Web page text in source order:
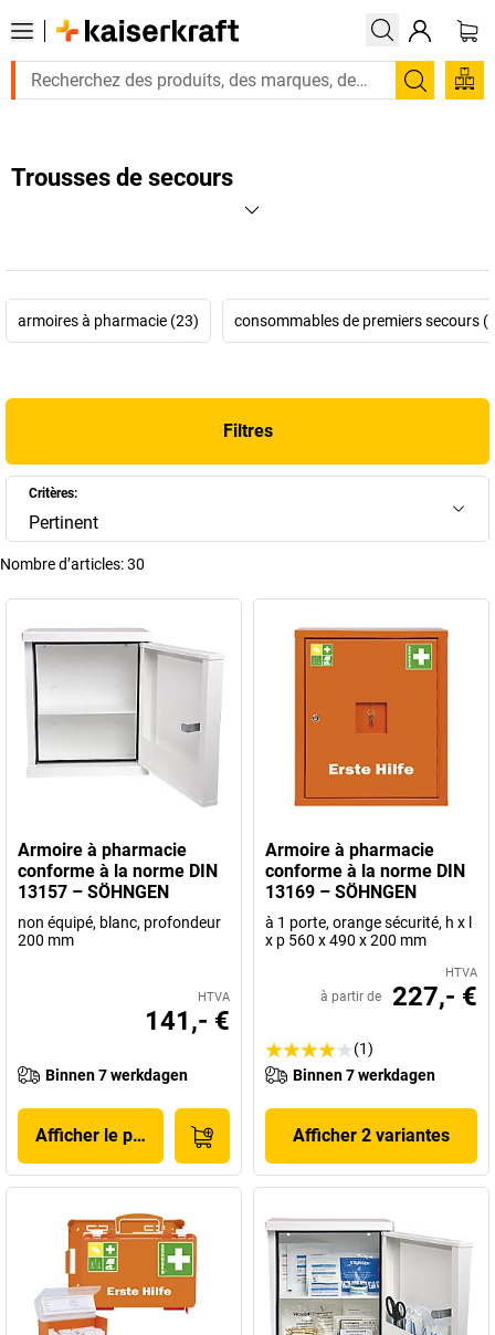
Trousses de secours
armoires à pharmacie (23) consommables de premiers secours
Filtres
Critères:
Pertinent
Nombre d’articles:30
Armoire à pharmacie
conforme à la norme DIN
13157 – SÖHNGEN
non équipé, blanc, profondeur
200 mm
HTVA
141,- €
Binnen 7 werkdagen
Afficher le produit
Armoire à pharmacie
conforme à la norme DIN
13169 – SÖHNGEN
à 1 porte, orange sécurité, h x l
x p 560 x 490 x 200 mm
HTVA
à partir de 227,- €
(1)
Binnen 7 werkdagen
Afficher 2 variantes